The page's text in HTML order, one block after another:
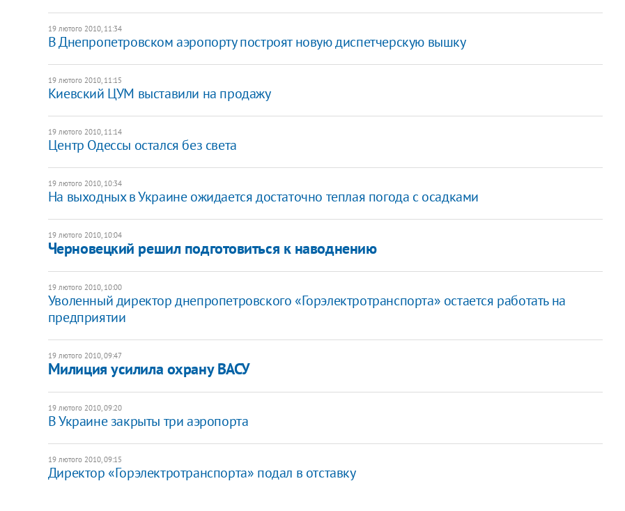
19 лютого 2010, 11:34
В Днепропетровском аэропорту построят новую диспетчерскую вышку
19 лютого 2010, 11:15
Киевский ЦУМ выставили на продажу
19 лютого 2010, 11:14
Центр Одессы остался без света
19 лютого 2010, 10:34
На выходных в Украине ожидается достаточно теплая погода с осадками
19 лютого 2010, 10:04
Черновецкий решил подготовиться к наводнению
19 лютого 2010, 10:00
Уволенный директор днепропетровского «Горэлектротранспорта» остается работать на
предприятии
19 лютого 2010, 09:47
Милиция усилила охрану ВАСУ
19 лютого 2010, 09:20
В Украине закрыты три аэропорта
19 лютого 2010, 09:15
Директор «Горэлектротранспорта» подал в отставку